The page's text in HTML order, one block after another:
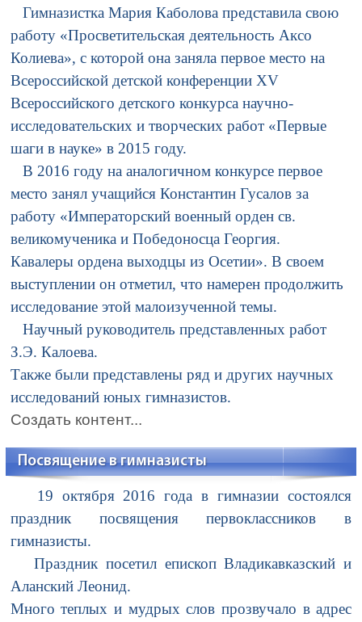
Гимназистка Мария Каболова представила свою
работу «Просветительская деятельность Аксо
Колиева», с которой она заняла первое место на
Всероссийской детской конференции XV
Всероссийского детского конкурса научно-
исследовательских и творческих работ «Первые
шаги в науке» в 2015 году.
В 2016 году на аналогичном конкурсе первое
место занял учащийся Константин Гусалов за
работу «Императорский военный орден св.
великомученика и Победоносца Георгия.
Кавалеры ордена выходцы из Осетии». В своем
выступлении он отметил, что намерен продолжить
исследование этой малоизученной темы.
Научный руководитель представленных работ
З.Э. Калоева.
Также были представлены ряд и других научных
исследований юных гимназистов.
Создать контент...
Посвящение в гимназисты
19 октября 2016 года в гимназии состоялся
праздник посвящения первоклассников в
гимназисты.
Праздник посетил епископ Владикавказский и
Аланский Леонид.
Много теплых и мудрых слов прозвучало в адрес